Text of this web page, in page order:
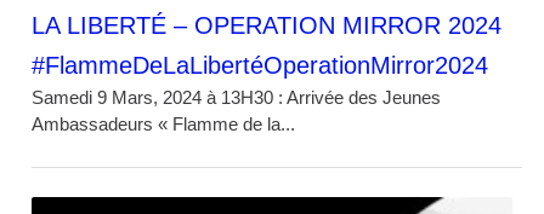
LA LIBERTÉ – OPERATION MIRROR 2024
#FlammeDeLaLibertéOperationMirror2024
Samedi 9 Mars, 2024 à 13H30 : Arrivée des Jeunes
Ambassadeurs « Flamme de la...